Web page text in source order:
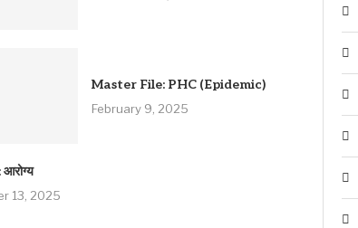
Master File: PHC (Epidemic)
February 9, 2025
आरोग्य
13, 2025